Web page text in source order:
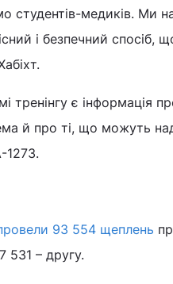
студентів-медиків. Ми
і безпечний спосіб,
є інформація
й про ті, що можуть
1273.
провели 93 554 щеплень
531 – другу.